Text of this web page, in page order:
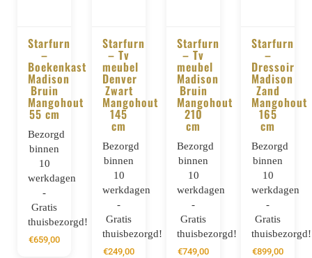
BESTELLEN
Starfurn
–
Boekenkast
Madison
Bruin
Mangohout
55 cm
Bezorgd
binnen
10
werkdagen
-
Gratis
thuisbezorgd!
€659,00
BESTELLEN
Starfurn
– Tv
meubel
Denver
Zwart
Mangohout
145
cm
Bezorgd
binnen
10
werkdagen
-
Gratis
thuisbezorgd!
€249,00
BESTELLEN
Starfurn
– Tv
meubel
Madison
Bruin
Mangohout
210
cm
Bezorgd
binnen
10
werkdagen
-
Gratis
thuisbezorgd!
€749,00
BESTELLEN
Starfurn
–
Dressoir
Madison
Zand
Mangohout
165
cm
Bezorgd
binnen
10
werkdagen
-
Gratis
thuisbezorgd!
€899,00